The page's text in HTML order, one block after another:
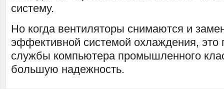
систему.
Но когда вентиляторы снимаются и
эффективной системой охлаждения, это
службы компьютера промышленного
большую надежность.